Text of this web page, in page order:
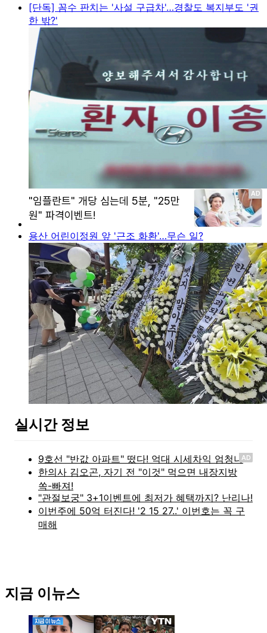
[단독] 꼼수 판치는 '사설 구급차'…경찰도 복지부도 '권
한 밖?'
용산 어린이정원 앞 '근조 화환'…무슨 일?
실시간 정보
AD
지금 이뉴스